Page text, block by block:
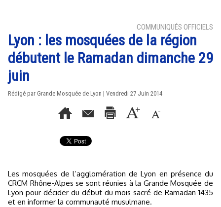
COMMUNIQUÉS OFFICIELS
Lyon : les mosquées de la région
débutent le Ramadan dimanche 29
juin
Rédigé par Grande Mosquée de Lyon | Vendredi 27 Juin 2014
Les mosquées de l’agglomération de Lyon en présence du
CRCM Rhône-Alpes se sont réunies à la Grande Mosquée de
Lyon pour décider du début du mois sacré de Ramadan 1435
et en informer la communauté musulmane.